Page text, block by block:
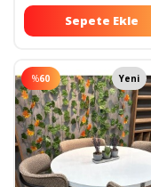
Sepete Ekle
%60 Yeni